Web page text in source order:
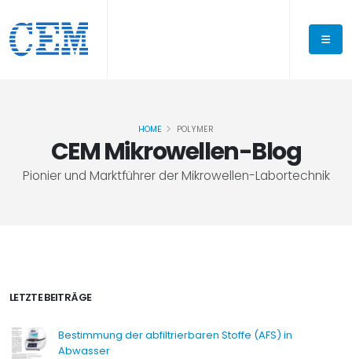
CEM Mikrowellen-Blog
Pionier und Marktführer der Mikrowellen-Labortechnik
HOME POLYMER
LETZTE BEITRÄGE
Bestimmung der abfiltrierbaren Stoffe (AFS) in
Abwasser